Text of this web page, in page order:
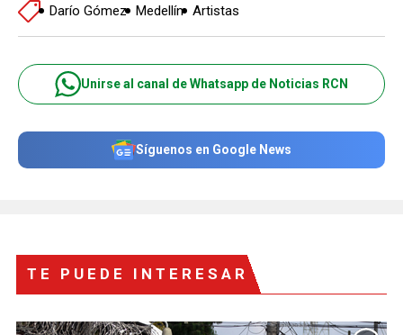
Darío Gómez Medellín Artistas
Unirse al canal de Whatsapp de Noticias RCN
Síguenos en Google News
TE PUEDE INTERESAR